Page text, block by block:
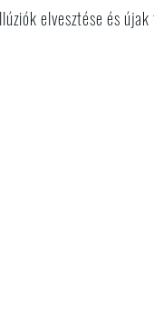
elvesztése és